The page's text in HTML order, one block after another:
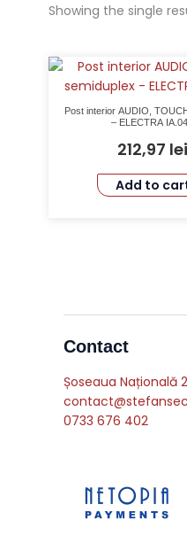
Showing the single
Post interior AUDIO,
– ELECTRA
212,97 lei
Add to
Contact
Șoseaua Națională
0733 676 402